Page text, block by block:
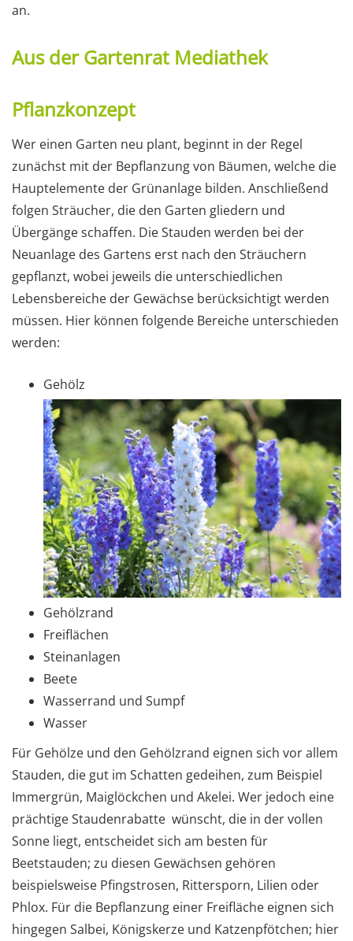
an.
Aus der Gartenrat Mediathek
Pflanzkonzept
Wer einen Garten neu plant, beginnt in der Regel
zunächst mit der Bepflanzung von Bäumen, welche die
Hauptelemente der Grünanlage bilden. Anschließend
folgen Sträucher, die den Garten gliedern und
Übergänge schaffen. Die Stauden werden bei der
Neuanlage des Gartens erst nach den Sträuchern
gepflanzt, wobei jeweils die unterschiedlichen
Lebensbereiche der Gewächse berücksichtigt werden
müssen. Hier können folgende Bereiche unterschieden
werden:
Gehölz
Gehölzrand
Freiflächen
Steinanlagen
Beete
Wasserrand und Sumpf
Wasser
Für Gehölze und den Gehölzrand eignen sich vor allem
Stauden, die gut im Schatten gedeihen, zum Beispiel
Immergrün, Maiglöckchen und Akelei. Wer jedoch eine
prächtige Staudenrabatte wünscht, die in der vollen
Sonne liegt, entscheidet sich am besten für
Beetstauden; zu diesen Gewächsen gehören
beispielsweise Pfingstrosen, Rittersporn, Lilien oder
Phlox. Für die Bepflanzung einer Freifläche eignen sich
hingegen Salbei, Königskerze und Katzenpfötchen; hier